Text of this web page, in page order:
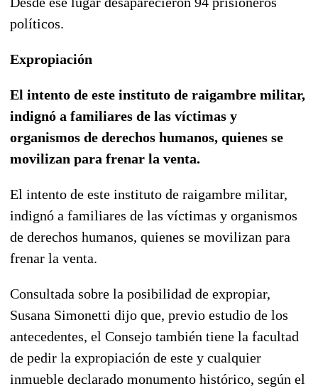
políticos.
Expropiación
El intento de este instituto de raigambre militar,
indignó a familiares de las víctimas y
organismos de derechos humanos, quienes se
movilizan para frenar la venta.
El intento de este instituto de raigambre militar,
indignó a familiares de las víctimas y organismos
de derechos humanos, quienes se movilizan para
frenar la venta.
Consultada sobre la posibilidad de expropiar,
Susana Simonetti dijo que, previo estudio de los
antecedentes, el Consejo también tiene la facultad
de pedir la expropiación de este y cualquier
inmueble declarado monumento histórico, según el